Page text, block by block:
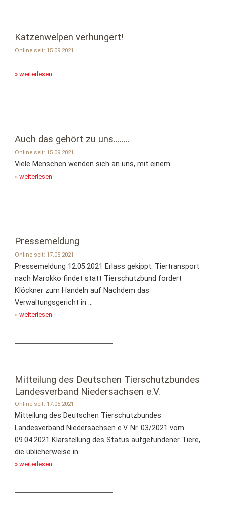
Katzenwelpen verhungert!
Online seit: 15.09.2021
...
» weiterlesen
Auch das gehört zu uns........
Online seit: 15.09.2021
Viele Menschen wenden sich an uns, mit einem ...
» weiterlesen
Pressemeldung
Online seit: 17.05.2021
Pressemeldung 12.05.2021 Erlass gekippt: Tiertransport
nach Marokko findet statt Tierschutzbund fordert
Klöckner zum Handeln auf Nachdem das
Verwaltungsgericht in ...
» weiterlesen
Mitteilung des Deutschen Tierschutzbundes
Landesverband Niedersachsen e.V.
Online seit: 17.05.2021
Mitteilung des Deutschen Tierschutzbundes
Landesverband Niedersachsen e.V. Nr. 03/2021 vom
09.04.2021 Klarstellung des Status aufgefundener Tiere,
die üblicherweise in ...
» weiterlesen